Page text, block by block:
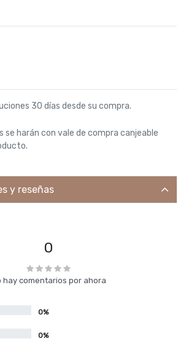
30 días desde su compra.
se harán con vale de compra canjeable
y reseñas
0
hay comentarios por ahora
0%
0%